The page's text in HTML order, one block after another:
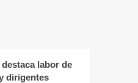
labor de
dirigentes